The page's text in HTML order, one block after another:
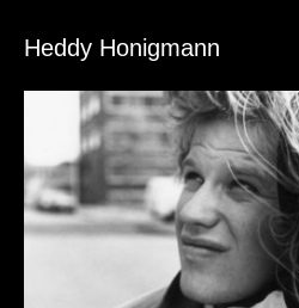
Heddy Honigmann